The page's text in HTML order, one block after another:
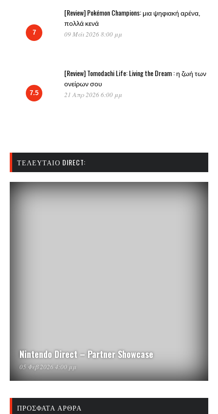
7
[Review] Pokémon Champions: μια ψηφιακή αρένα,
πολλά κενά
09 Μάι 2026 8:00 μμ
7.5
[Review] Tomodachi Life: Living the Dream : η ζωή των
ονείρων σου
21 Απρ 2026 6:00 μμ
ΤΕΛΕΥΤΑΊΟ DIRECT:
Nintendo Direct – Partner Showcase
05 Φεβ 2026 4:00 μμ
ΠΡΌΣΦΑΤΑ ΆΡΘΡΑ